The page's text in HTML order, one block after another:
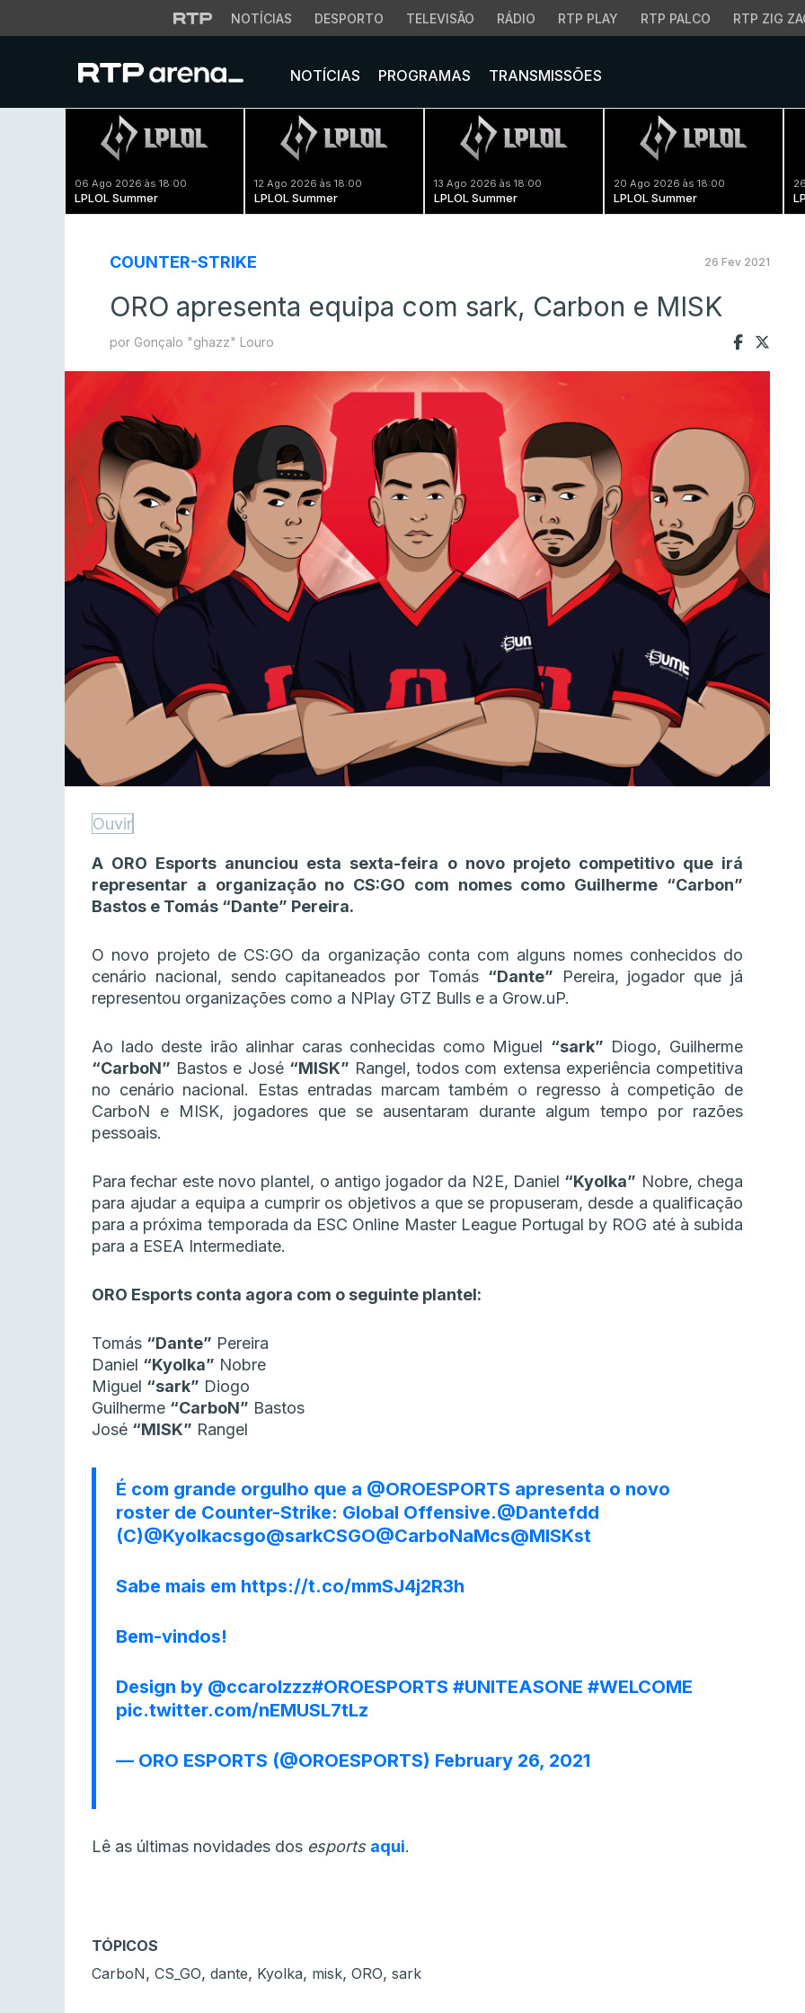
NOTÍCIAS DESPORTO TELEVISÃO RÁDIO RTP PLAY RTP PALCO RTP ZIG
NOTÍCIAS PROGRAMAS TRANSMISSÕES
06 Ago 2026 às 18:00
LPLOL Summer
12 Ago 2026 às 18:00
LPLOL Summer
13 Ago 2026 às 18:00
LPLOL Summer
20 Ago 2026 às 18:00
LPLOL Summer
COUNTER-STRIKE 26 Fev 2021
ORO apresenta equipa com sark, Carbon e MISK
por Gonçalo "ghazz" Louro
Ouvir
A ORO Esports anunciou esta sexta-feira o novo projeto competitivo que irá
representar a organização no CS:GO com nomes como Guilherme “Carbon”
Bastos e Tomás “Dante” Pereira.
O novo projeto de CS:GO da organização conta com alguns nomes conhecidos do
cenário nacional, sendo capitaneados por Tomás “Dante” Pereira, jogador que já
representou organizações como a NPlay GTZ Bulls e a Grow.uP.
Ao lado deste irão alinhar caras conhecidas como Miguel “sark” Diogo, Guilherme
“CarboN” Bastos e José “MISK” Rangel, todos com extensa experiência competitiva
no cenário nacional. Estas entradas marcam também o regresso à competição de
CarboN e MISK, jogadores que se ausentaram durante algum tempo por razões
pessoais.
Para fechar este novo plantel, o antigo jogador da N2E, Daniel “Kyolka” Nobre, chega
para ajudar a equipa a cumprir os objetivos a que se propuseram, desde a qualificação
para a próxima temporada da ESC Online Master League Portugal by ROG até à subida
para a ESEA Intermediate.
ORO Esports conta agora com o seguinte plantel:
Tomás “Dante” Pereira
Daniel “Kyolka” Nobre
Miguel “sark” Diogo
Guilherme “CarboN” Bastos
José “MISK” Rangel
É com grande orgulho que a @OROESPORTS apresenta o novo
roster de Counter-Strike: Global Offensive.@Dantefdd
(C)@Kyolkacsgo@sarkCSGO@CarboNaMcs@MISKst
Sabe mais em https://t.co/mmSJ4j2R3h
Bem-vindos!
Design by @ccarolzzz#OROESPORTS #UNITEASONE #WELCOME
pic.twitter.com/nEMUSL7tLz
— ORO ESPORTS (@OROESPORTS) February 26, 2021
Lê as últimas novidades dos esports aqui.
TÓPICOS
CarboN, CS_GO, dante, Kyolka, misk, ORO, sark